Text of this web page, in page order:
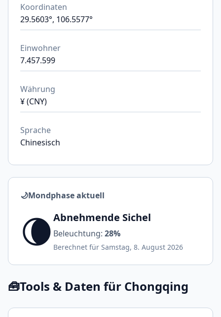
Koordinaten
29.5603°, 106.5577°
Einwohner
7.457.599
Währung
¥ (CNY)
Sprache
Chinesisch
🌙Mondphase aktuell
🌘Abnehmende Sichel
Beleuchtung: 28%
Berechnet für Samstag, 8. August 2026
🧰Tools & Daten für Chongqing